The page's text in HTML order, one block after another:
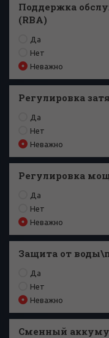
Поддержка
(RBA)
Да
Нет
Неважно
Регулировка
Да
Нет
Неважно
Регулировка
Да
Нет
Неважно
Защита от
Да
Нет
Неважно
Сменный